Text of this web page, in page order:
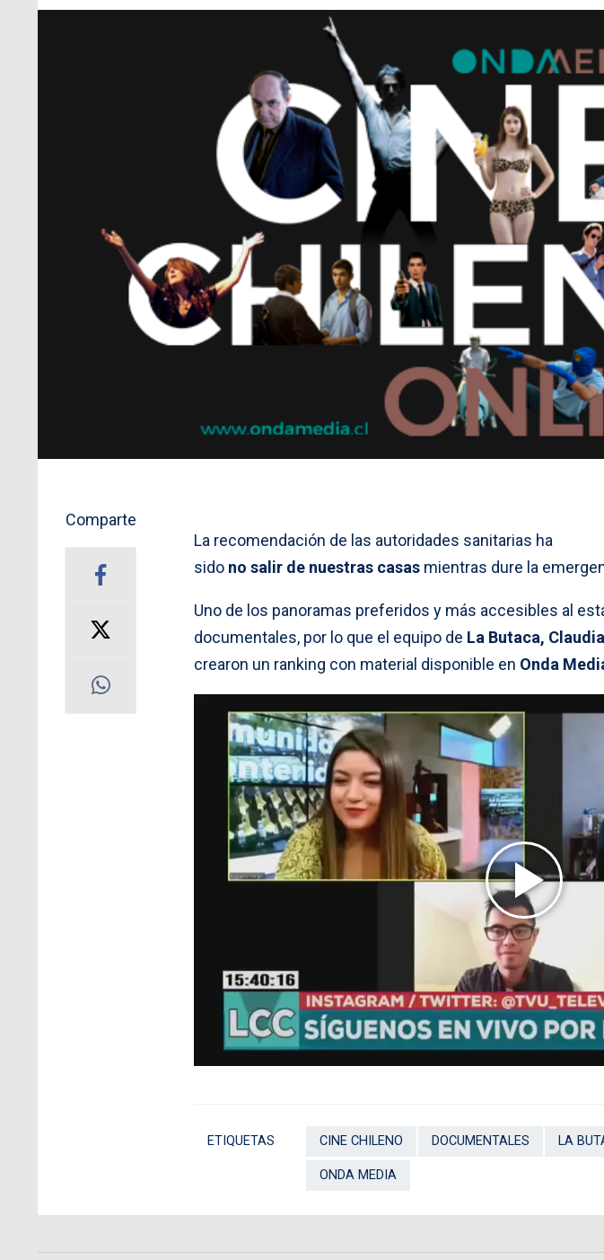
Comparte
La recomendación de las autoridades sanitarias ha
sido no salir de nuestras casas mientras dure la
Uno de los panoramas preferidos y más accesibles al
documentales, por lo que el equipo de La Butaca,
crearon un ranking con material disponible en Onda
ETIQUETAS CINE CHILENO DOCUMENTALES LA
ONDA MEDIA